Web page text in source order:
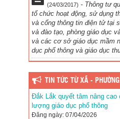
(24/03/2017) - Thông tư
tổ chức hoạt động, sử dụng
và cổng thông tin điện tử tại
và đào tạo, phòng giáo dục
và các cơ sở giáo dục mầm
dục phổ thông và giáo dục
TIN TỨC TỪ XÃ - PHƯỜNG
Đắk Lắk quyết tâm nâng cao
lượng giáo dục phổ thông
Đăng ngày: 07/04/2026